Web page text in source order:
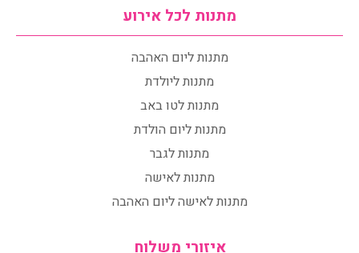
מתנות לכל אירוע
מתנות ליום האהבה
מתנות ליולדת
מתנות לטו באב
מתנות ליום הולדת
מתנות לגבר
מתנות לאישה
מתנות לאישה ליום האהבה
איזורי משלוח